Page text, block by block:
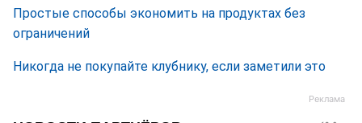
Простые способы экономить на продуктах без
ограничений
Никогда не покупайте клубнику, если заметили это